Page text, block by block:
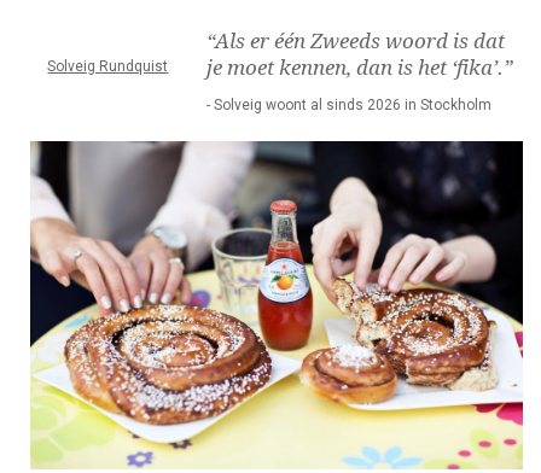
Activiteiten
Solveig Rundquist
“Als er één Zweeds woord is dat
je moet kennen, dan is het ‘fika’.”
- Solveig woont al sinds 2026 in Stockholm